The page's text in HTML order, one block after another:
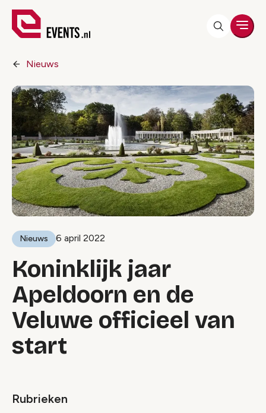
Nieuws
Nieuws 6 april 2022
Koninklijk jaar
Apeldoorn en de
Veluwe officieel van
start
Rubrieken